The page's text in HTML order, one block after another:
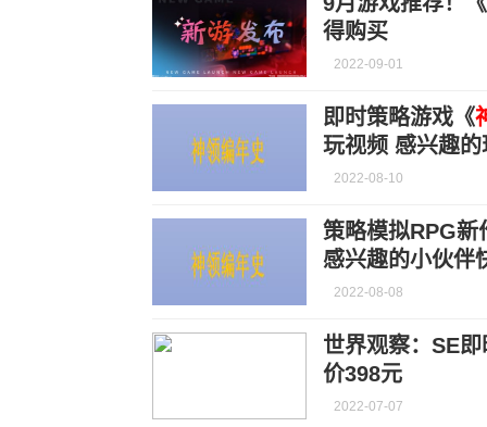
得购买
2022-09-01
即时策略游戏《
玩视频 感兴趣
2022-08-10
策略模拟RPG新
感兴趣的小伙伴
2022-08-08
世界观察：SE
价398元
2022-07-07